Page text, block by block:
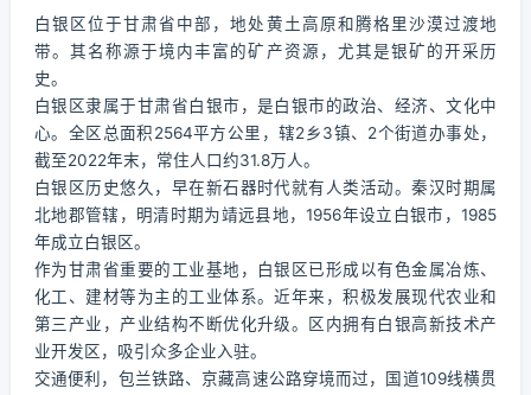
白银区位于甘肃省中部，地处黄土高原和腾格里沙漠过渡地
带。其名称源于境内丰富的矿产资源，尤其是银矿的开采历
史。
白银区隶属于甘肃省白银市，是白银市的政治、经济、文化中
心。全区总面积2564平方公里，辖2乡3镇、2个街道办事处，
截至2022年末，常住人口约31.8万人。
白银区历史悠久，早在新石器时代就有人类活动。秦汉时期属
北地郡管辖，明清时期为靖远县地，1956年设立白银市，1985
年成立白银区。
作为甘肃省重要的工业基地，白银区已形成以有色金属冶炼、
化工、建材等为主的工业体系。近年来，积极发展现代农业和
第三产业，产业结构不断优化升级。区内拥有白银高新技术产
业开发区，吸引众多企业入驻。
交通便利，包兰铁路、京藏高速公路穿境而过，国道109线横贯